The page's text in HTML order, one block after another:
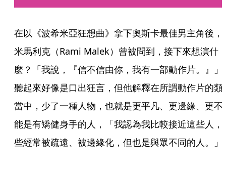
在以《波希米亞狂想曲》拿下奧斯卡最佳男主角後，
米馬利克（Rami Malek）曾被問到，接下來想演什
麼？「我說，『信不信由你，我有一部動作片。』」
聽起來好像是口出狂言，但他解釋在所謂動作片的類
當中，少了一種人物，也就是更平凡、更邊緣、更不
能是有矯健身手的人，「我認為我比較接近這些人，
些經常被疏遠、被邊緣化，但也是與眾不同的人。」